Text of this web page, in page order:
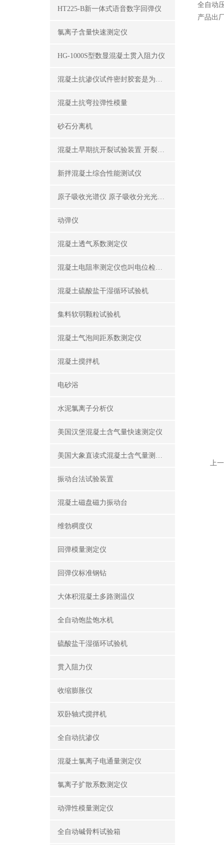
HT225-B新一体式语音数字回弹仪
氯离子含量快速测定仪
HG-1000S型数显混凝土贯入阻力仪
混凝土抗渗仪试件密封胶套是为了密封试件外围
混凝土抗弯拉弹性模量
砂石分离机
混凝土早期抗开裂试验装置 开裂试模
新拌混凝土综合性能测试仪
原子吸收光谱仪 原子吸收分光光度计
动弹仪
混凝土透气系数测定仪
混凝土电阻率测定仪也叫电位检测仪（锈蚀分析仪）
混凝土硫酸盐干湿循环试验机
集料软弱颗粒试验机
混凝土气泡间距系数测定仪
混凝土搅拌机
电砂浴
水泥氯离子分析仪
美国汉堡混凝土含气量快速测定仪
美国大象直读式混凝土含气量测定仪
振动台法试验装置
混凝土磁盘磁力振动台
维勃稠度仪
回弹模量测定仪
回弹仪标准钢钻
大体积混凝土多路测温仪
全自动饱盐饱水机
硫酸盐干湿循环试验机
贯入阻力仪
收缩膨胀仪
双卧轴式搅拌机
全自动抗渗仪
混凝土氯离子电通量测定仪
氯离子扩散系数测定仪
动弹性模量测定仪
全自动碱骨料试验箱
全自动
产品出
上